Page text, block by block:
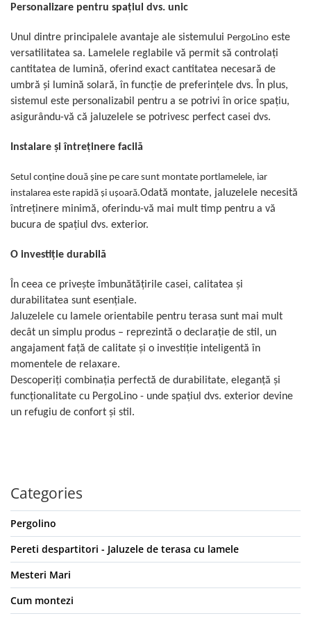
Personalizare pentru spațiul dvs. unic
Unul dintre principalele avantaje ale sistemului PergoLino este
versatilitatea sa. Lamelele reglabile vă permit să controlați
cantitatea de lumină, oferind exact cantitatea necesară de
umbră și lumină solară, în funcție de preferințele dvs. În plus,
sistemul este personalizabil pentru a se potrivi în orice spațiu,
asigurându-vă că jaluzelele se potrivesc perfect casei dvs.
Instalare și întreținere facilă
Setul conține două șine pe care sunt montate portlamelele, iar
instalarea este rapidă și ușoară.Odată montate, jaluzelele necesită
întreținere minimă, oferindu-vă mai mult timp pentru a vă
bucura de spațiul dvs. exterior.
O investiție durabilă
În ceea ce privește îmbunătățirile casei, calitatea și
durabilitatea sunt esențiale.
Jaluzelele cu lamele orientabile pentru terasa sunt mai mult
decât un simplu produs – reprezintă o declarație de stil, un
angajament față de calitate și o investiție inteligentă în
momentele de relaxare.
Descoperiți combinația perfectă de durabilitate, eleganță și
funcționalitate cu PergoLino - unde spațiul dvs. exterior devine
un refugiu de confort și stil.
Categories
Pergolino
Pereti despartitori - Jaluzele de terasa cu lamele
Mesteri Mari
Cum montezi